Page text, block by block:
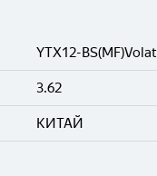
YTX12-BS(MF)Volat
3.62
КИТАЙ